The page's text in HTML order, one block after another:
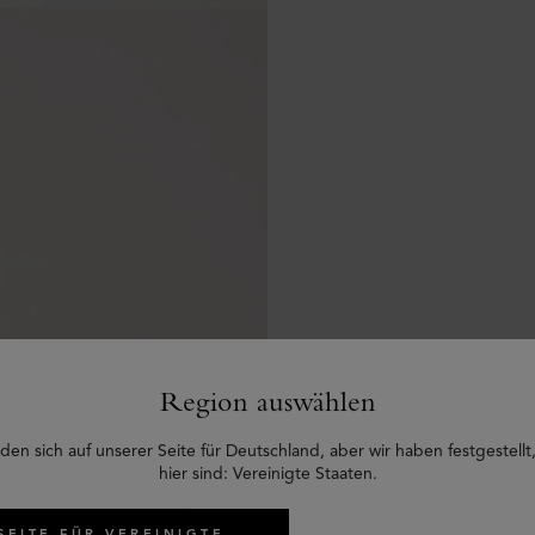
Region auswählen
sich auf unserer Seite für Deutschland, aber wir haben
hier sind: Vereinigte Staaten.